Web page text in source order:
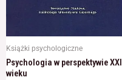
Książki psychologiczne
Psychologia w perspektywie XXI
wieku